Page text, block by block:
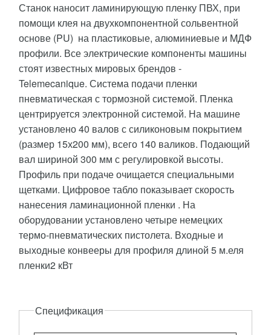
Станок наносит ламинирующую пленку ПВХ, при
помощи клея на двухкомпонентной сольвентной
основе (PU) на плаcтиковые, алюминиевые и MДФ
профили. Все электрические компоненты машины
стоят известных мировых брендов -
Telemecanique. Система подачи пленки
пневматическая с тормозной системой. Пленка
центрируется электронной системой. На машине
установлено 40 валов с силиконовым покрытием
(размер 15х200 мм), всего 140 валиков. Подающий
вал шириной 300 мм с регулировкой высоты.
Профиль при подаче очищается специальными
щетками. Цифровое табло показывает скорость
нанесения ламинационной пленки . На
оборудовании установлено четыре немецких
термо-пневматических пистолета. Входные и
выходные конвееры для профиля длиной 5 м.еля
пленки2 кВт
Описание
Спецификация